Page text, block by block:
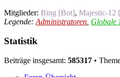
Mitglieder: Bing [Bot], Majestic-12
Legende: Administratoren Globale
Statistik
Beiträge insgesamt: 585317 •